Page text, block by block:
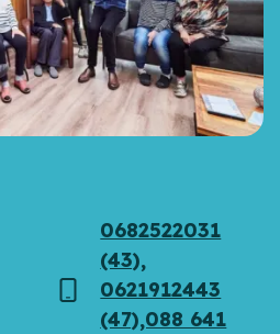
Telefoon
0682522031
(43),
0621912443
(47),088 641